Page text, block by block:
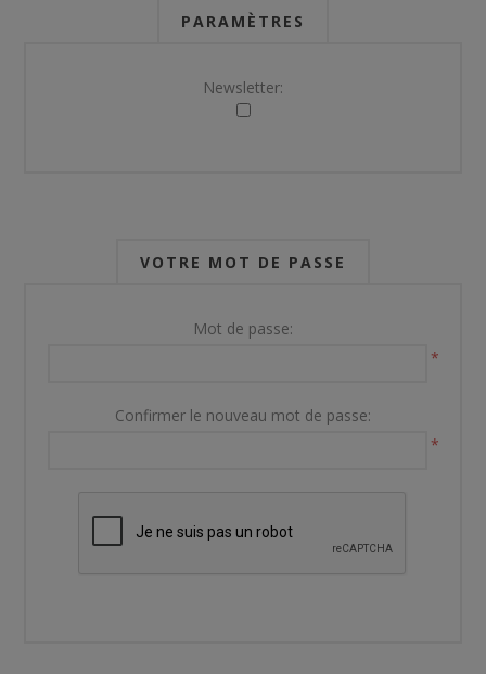
PARAMÈTRES
Newsletter:
VOTRE MOT DE PASSE
Mot de passe:
*
Confirmer le nouveau mot de passe:
*